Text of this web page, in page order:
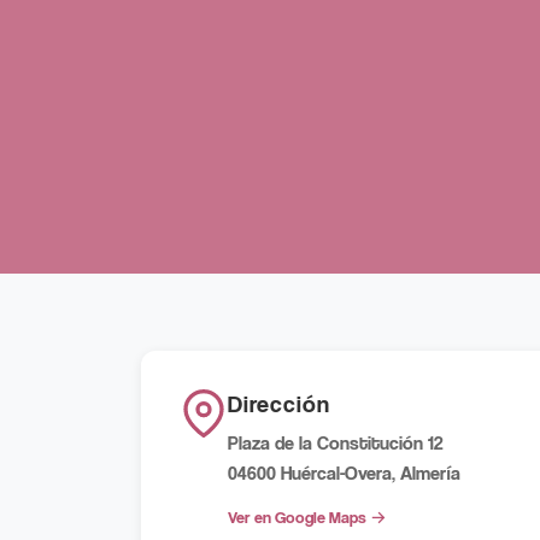
Dirección
Plaza de la Constitución 12
04600 Huércal-Overa, Almería
Ver en Google Maps →